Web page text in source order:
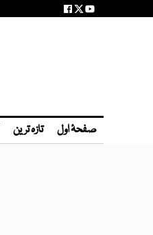
صفحۂ اول تازہ ترین